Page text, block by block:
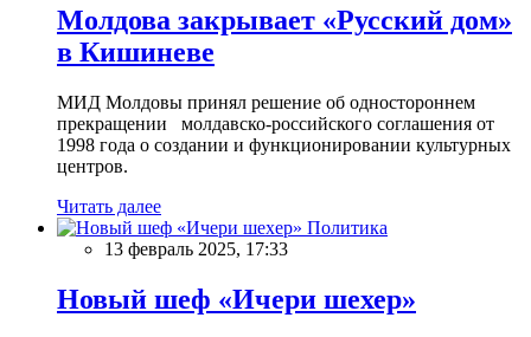
Молдова закрывает «Русский дом»
в Кишиневе
МИД Молдовы принял решение об одностороннем
прекращении молдавско-российского соглашения от
1998 года о создании и функционировании культурных
центров.
Читать далее
Политика
13 февраль 2025, 17:33
Новый шеф «Ичери шехер»